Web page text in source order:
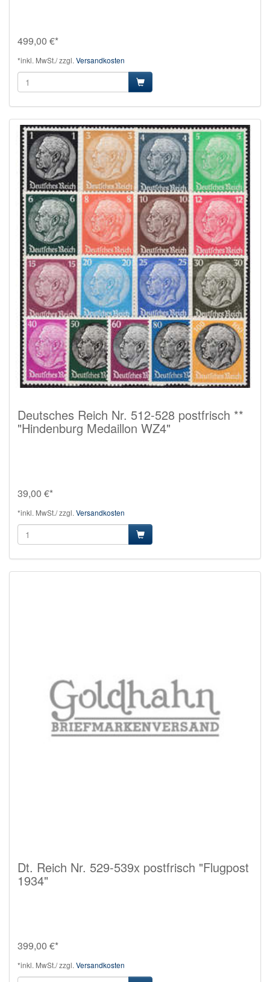
499,00 €*
*inkl. MwSt./ zzgl. Versandkosten
Deutsches Reich Nr. 512-528 postfrisch **
"Hindenburg Medaillon WZ4"
39,00 €*
*inkl. MwSt./ zzgl. Versandkosten
Dt. Reich Nr. 529-539x postfrisch "Flugpost
1934"
399,00 €*
*inkl. MwSt./ zzgl. Versandkosten